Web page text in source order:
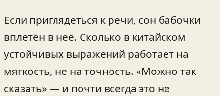
Если приглядеться к речи, сон бабочки
вплетён в неё. Сколько в китайском
устойчивых выражений работает на
мягкость, не на точность. «Можно так
сказать» — и почти всегда это не